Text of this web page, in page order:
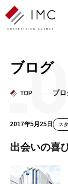
ブログ
TOP ブロ
2017年5月25日 ス
出会いの喜